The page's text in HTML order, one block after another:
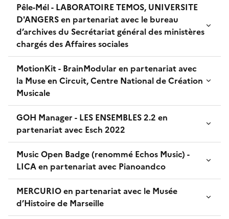
Pêle-Mél - LABORATOIRE TEMOS, UNIVERSITE
D'ANGERS en partenariat avec le bureau
d’archives du Secrétariat général des ministères
chargés des Affaires sociales
MotionKit - BrainModular en partenariat avec
la Muse en Circuit, Centre National de Création
Musicale
GOH Manager - LES ENSEMBLES 2.2 en
partenariat avec Esch 2022
Music Open Badge (renommé Echos Music) -
LICA en partenariat avec Pianoandco
MERCURIO en partenariat avec le Musée
d’Histoire de Marseille